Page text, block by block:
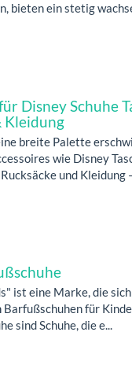
bieten ein stetig
Disney Schuhe
Kleidung
breite Palette
wie Disney
und Kleidung
ist eine Marke, die
Barfußschuhen für
sind Schuhe, die e...